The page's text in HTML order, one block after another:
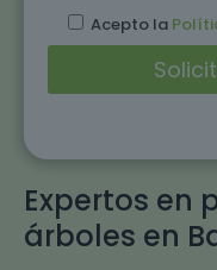
Expertos en
árboles en
Acepto la